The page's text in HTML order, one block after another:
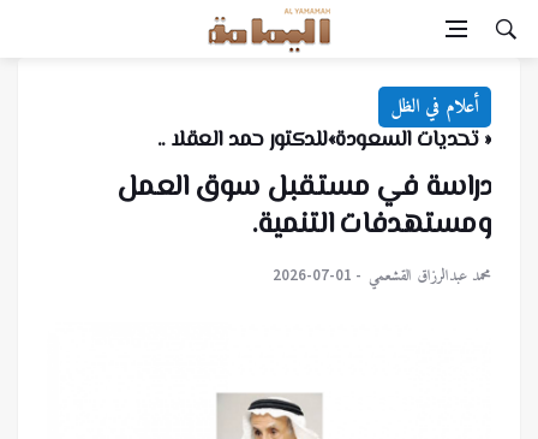
أعلام في الظل
« تحديات السعودة»للدكتور حمد العقلا ..
دراسة في مستقبل سوق العمل
ومستهدفات التنمية.
محمد عبدالرزاق القشعمي 2026-07-01